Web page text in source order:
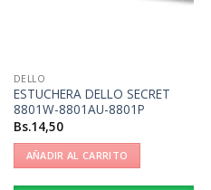
DELLO
ESTUCHERA DELLO SECRET
8801W-8801AU-8801P
Bs.14,50
AÑADIR AL CARRITO